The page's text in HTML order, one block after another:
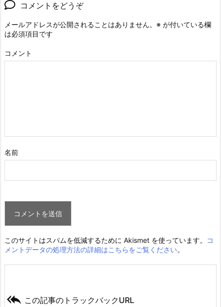
コメントをどうぞ
メールアドレスが公開されることはありません。 ※ が付いている欄
は必須項目です
コメント
名前
このサイトはスパムを低減するために Akismet を使っています。
コ
メントデータの処理方法の詳細はこちらをご覧ください。
 この記事のトラックバックURL